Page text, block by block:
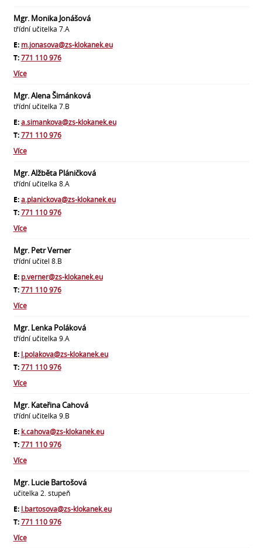
Mgr. Monika Jonášová
třídní učitelka 7.A
E: m.jonasova@zs-klokanek.eu
T:771 110 976
Více
Mgr. Alena Šimánková
třídní učitelka 7.B
E:a.simankova@zs-klokanek.eu
T:771 110 976
Více
Mgr. Alžběta Pláničková
třídní učitelka 8.A
E:a.planickova@zs-klokanek.eu
T:771 110 976
Více
Mgr. Petr Verner
třídní učitel 8.B
E: p.verner@zs-klokanek.eu
T:771 110 976
Více
Mgr. Lenka Poláková
třídní učitelka 9.A
E: l.polakova@zs-klokanek.eu
T:771 110 976
Více
Mgr. Kateřina Cahová
třídní učitelka 9.B
E: k.cahova@zs-klokanek.eu
T:771 110 976
Více
Mgr. Lucie Bartošová
učitelka 2. stupeň
E: l.bartosova@zs-klokanek.eu
T:771 110 976
Více